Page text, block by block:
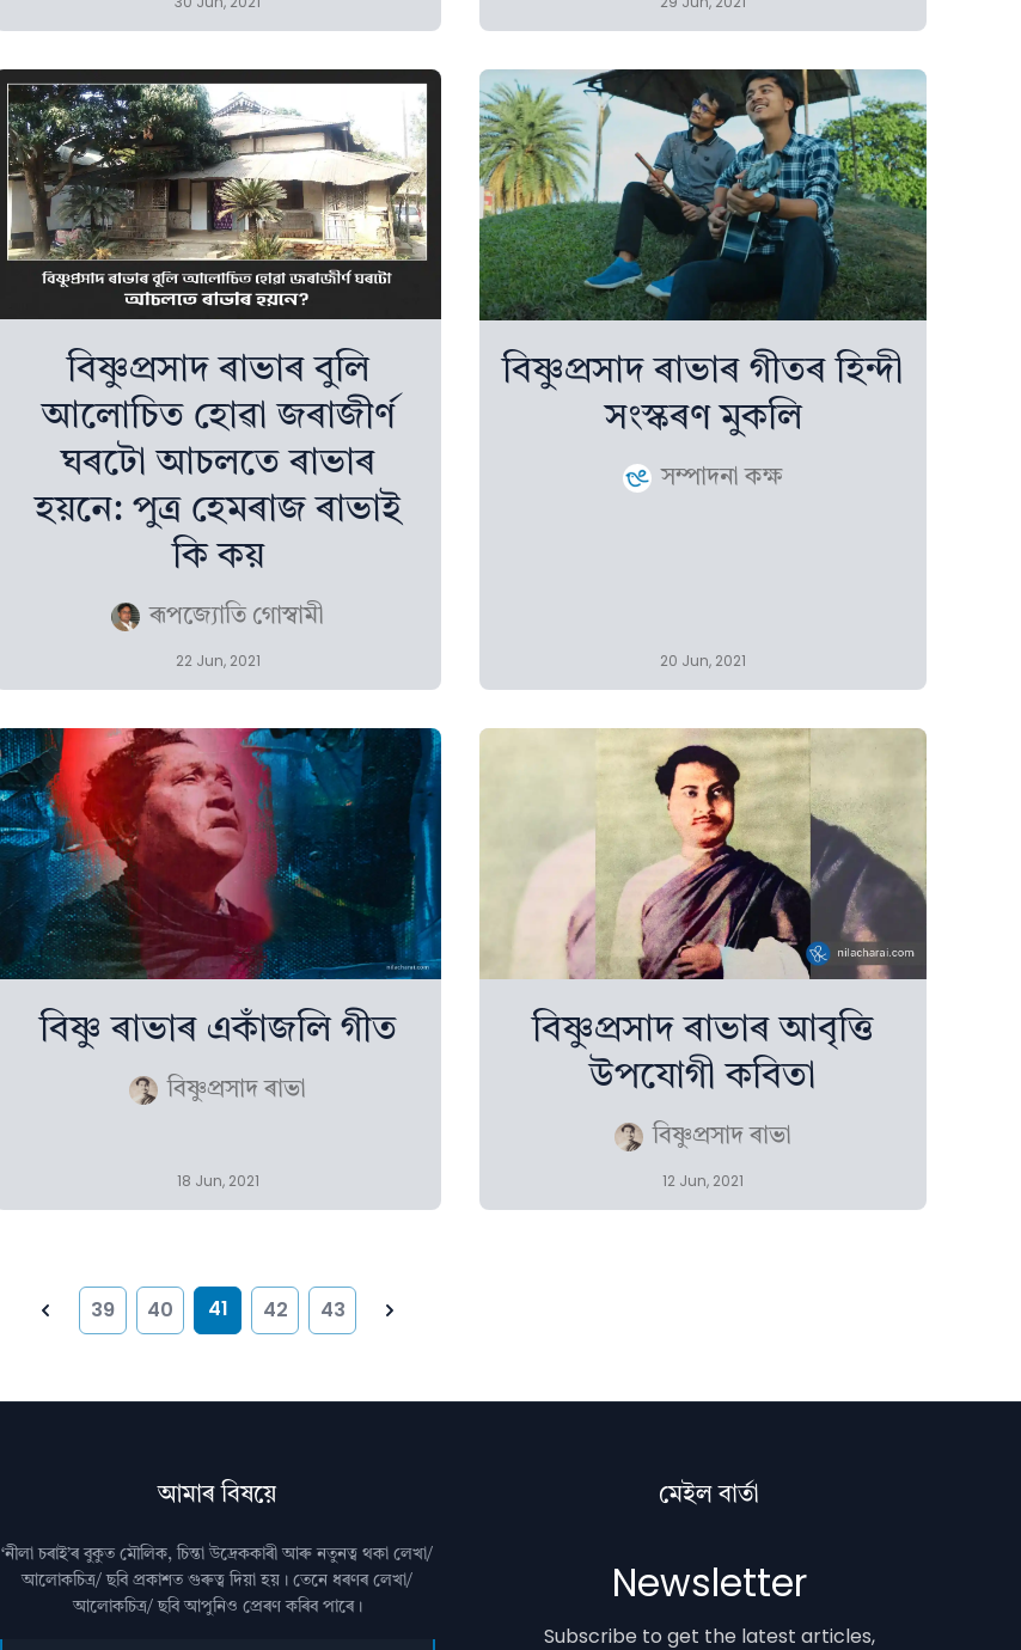
বিষ্ণুপ্ৰসাদ ৰাভাৰ বুলি
আলোচিত হোৱা জৰাজীৰ্ণ
ঘৰটো আচলতে ৰাভাৰ
হয়নে: পুত্ৰ হেমৰাজ ৰাভাই
কি কয়
ৰূপজ্যোতি গোস্বামী
22 Jun, 2021
বিষ্ণুপ্ৰসাদ ৰাভাৰ গীতৰ হিন্দী
সংস্কৰণ মুকলি
সম্পাদনা কক্ষ
20 Jun, 2021
বিষ্ণু ৰাভাৰ একাঁজলি গীত
বিষ্ণুপ্ৰসাদ ৰাভা
18 Jun, 2021
বিষ্ণুপ্ৰসাদ ৰাভাৰ আবৃত্তি
উপযোগী কবিতা
বিষ্ণুপ্ৰসাদ ৰাভা
12 Jun, 2021
Previous
39 40 41 42 43
আমাৰ বিষয়ে
‘নীলা চৰাই’ৰ বুকুত মৌলিক, চিন্তা উদ্রেককাৰী আৰু নতুনত্ব থকা লেখা/
আলোকচিত্ৰ/ ছবি প্রকাশত গুৰুত্ব দিয়া হয়। তেনে ধৰণৰ লেখা/
আলোকচিত্ৰ/ ছবি আপুনিও প্রেৰণ কৰিব পাৰে।
মেইল বাৰ্তা
Newsletter
Subscribe to get the latest articles,